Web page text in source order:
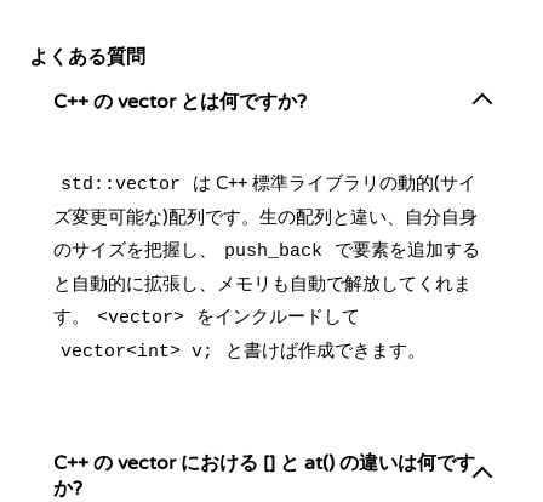
よくある質問
C++ の vector とは何ですか?
std::vector
は C++ 標準ライブラリの動的(サイ
ズ変更可能な)配列です。生の配列と違い、自分自身
のサイズを把握し、
push_back
で要素を追加する
と自動的に拡張し、メモリも自動で解放してくれま
す。
<vector> をインクルードして
vector<int> v; と書けば作成できます。
C++ の vector における [] と at() の違いは何です
か?